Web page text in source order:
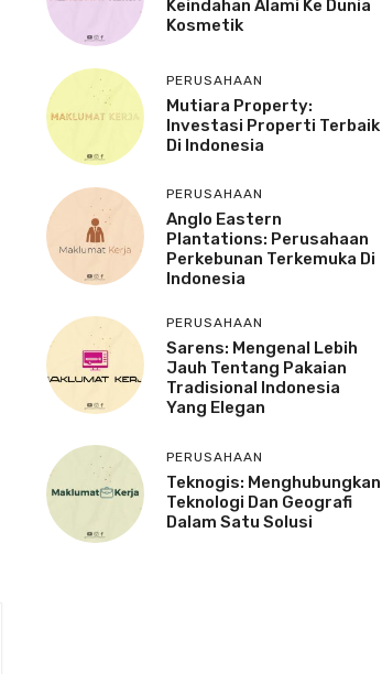
Keindahan Alami Ke Dunia
Kosmetik
PERUSAHAAN
Mutiara Property:
Investasi Properti Terbaik
Di Indonesia
PERUSAHAAN
Anglo Eastern
Plantations: Perusahaan
Perkebunan Terkemuka Di
Indonesia
PERUSAHAAN
Sarens: Mengenal Lebih
Jauh Tentang Pakaian
Tradisional Indonesia
Yang Elegan
PERUSAHAAN
Teknogis: Menghubungkan
Teknologi Dan Geografi
Dalam Satu Solusi